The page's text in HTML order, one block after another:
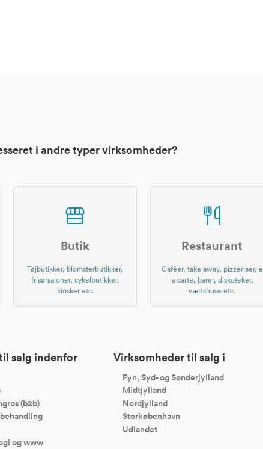
i andre typer virksomheder?
Butik
Tøjbutikker, blomsterbutikker,
frisørsaloner, cykelbutikker,
kiosker etc.
Restaurant
Caféer, take away, pizzeriaer, a
la carte, barer, diskoteker,
værtshuse etc.
salg indenfor
(b2b)
og www
Virksomheder til salg i
Fyn, Syd- og Sønderjylland
Midtjylland
Nordjylland
Storkøbenhavn
Udlandet